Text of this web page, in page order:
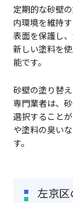
定期的な砂壁
内環境を維持
表面を保護し
新しい塗料を
能です。
砂壁の塗り替
専門業者は、
選択すること
や塗料の臭い
す。
左京